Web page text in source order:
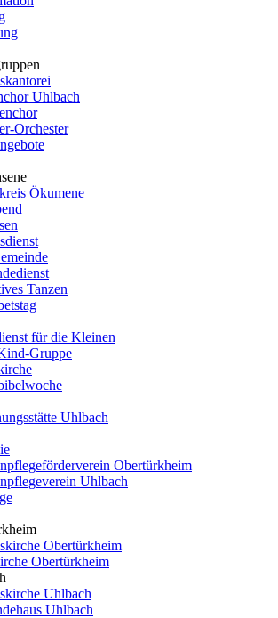
Uhlbach
Orchester
Ökumene
Tanzen
für die Kleinen
Gruppe
Uhlbach
Obertürkheim
Uhlbach
Obertürkheim
Obertürkheim
Uhlbach
Uhlbach